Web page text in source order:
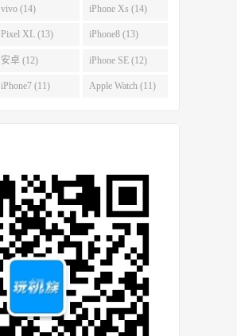
(14)
vivo (14) iPhone Xs (14)
Pixel XL (13) iPhone8 (13)
安卓 (12) iPhone SE (12)
iPhone7 (11) Apple Watch (11)